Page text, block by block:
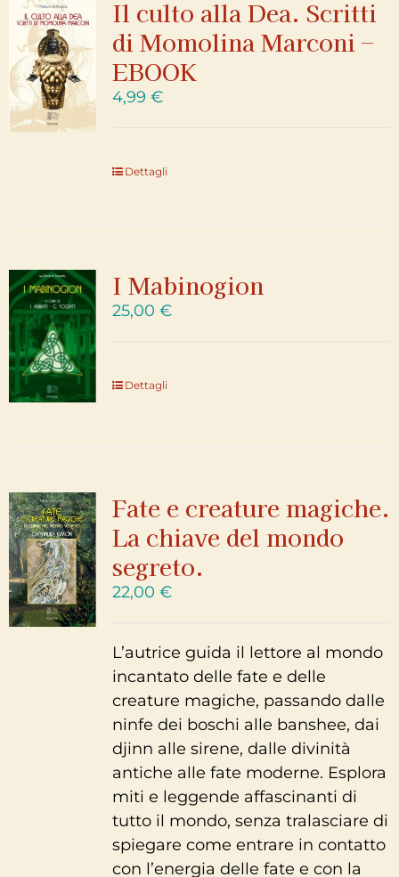
Il culto alla Dea. Scritti
di Momolina Marconi –
EBOOK
4,99 €
Dettagli
I Mabinogion
25,00 €
Dettagli
Fate e creature magiche.
La chiave del mondo
segreto.
22,00 €
L’autrice guida il lettore al mondo
incantato delle fate e delle
creature magiche, passando dalle
ninfe dei boschi alle banshee, dai
djinn alle sirene, dalle divinità
antiche alle fate moderne. Esplora
miti e leggende affascinanti di
tutto il mondo, senza tralasciare di
spiegare come entrare in contatto
con l’energia delle fate e con la